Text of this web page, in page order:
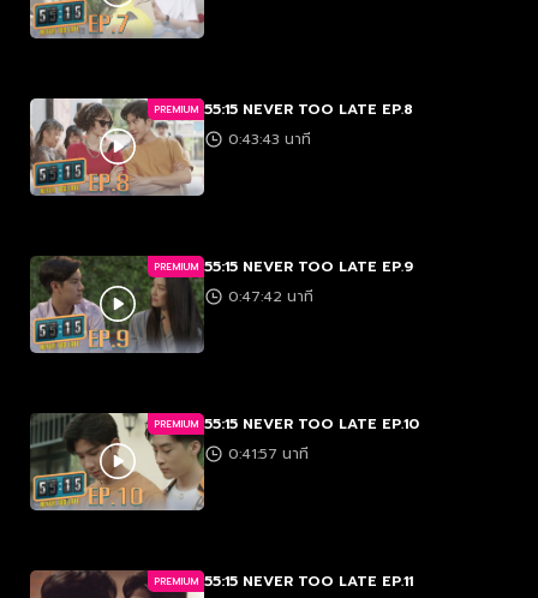
PREMIUM 55:15 NEVER TOO LATE EP.8
0:43:43 นาที
PREMIUM 55:15 NEVER TOO LATE EP.9
0:47:42 นาที
PREMIUM 55:15 NEVER TOO LATE EP.10
0:41:57 นาที
PREMIUM 55:15 NEVER TOO LATE EP.11